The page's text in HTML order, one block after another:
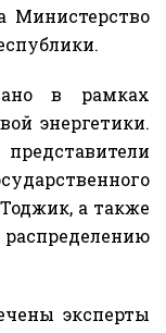
Министерство
в рамках
энергетики.
а также
эксперты